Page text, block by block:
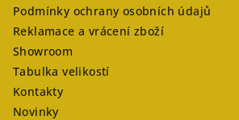
Podmínky ochrany osobních údajů
Reklamace a vrácení zboží
Showroom
Tabulka velikostí
Kontakty
Novinky